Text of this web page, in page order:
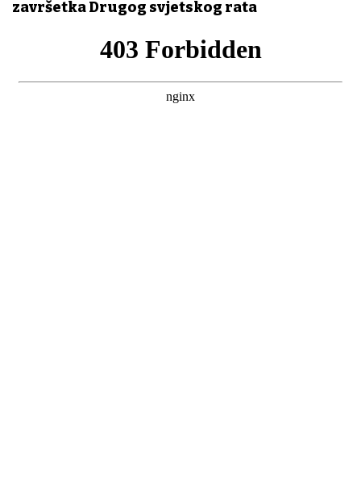
završetka Drugog svjetskog rata